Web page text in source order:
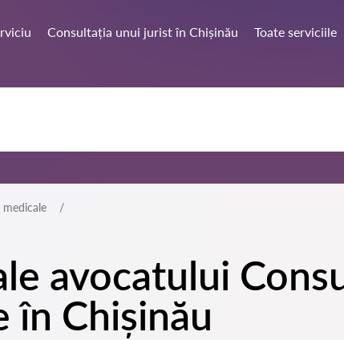
Consultația unui jurist în Chișinău Toate serviciile
avocatului
în Chișinău